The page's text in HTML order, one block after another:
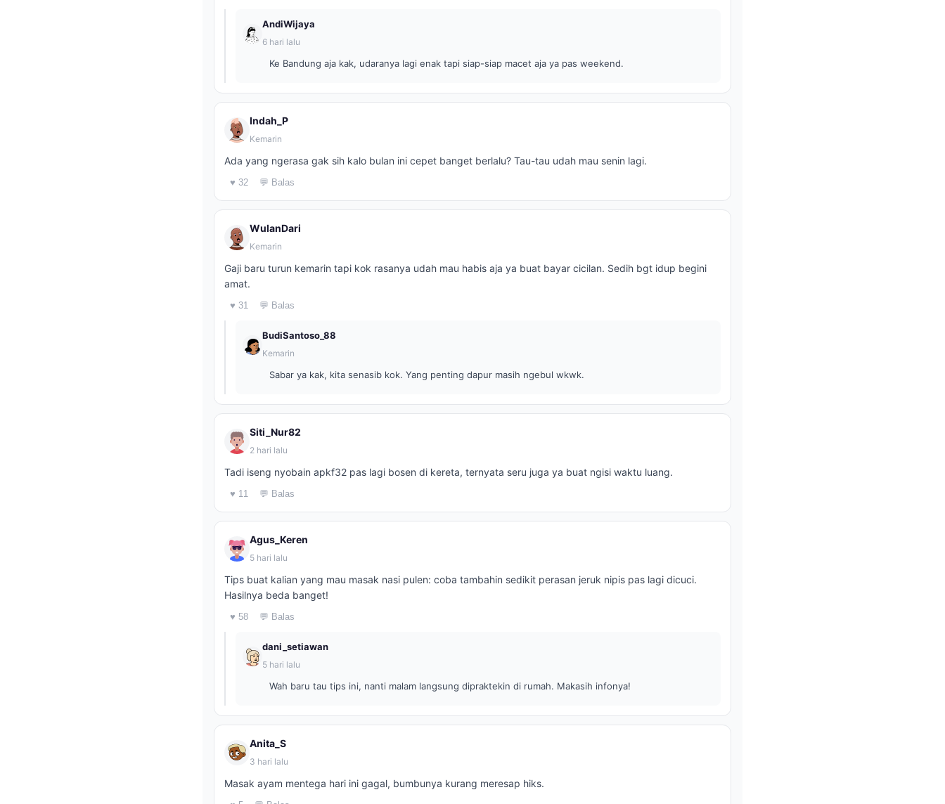
AndiWijaya
6 hari lalu
Ke Bandung aja kak, udaranya lagi enak tapi siap-siap macet aja ya pas weekend.
Indah_P
Kemarin
Ada yang ngerasa gak sih kalo bulan ini cepet banget berlalu? Tau-tau udah mau senin lagi.
♥ 32 💬 Balas
WulanDari
Kemarin
Gaji baru turun kemarin tapi kok rasanya udah mau habis aja ya buat bayar cicilan. Sedih bgt idup begini
amat.
♥ 31 💬 Balas
BudiSantoso_88
Kemarin
Sabar ya kak, kita senasib kok. Yang penting dapur masih ngebul wkwk.
Siti_Nur82
2 hari lalu
Tadi iseng nyobain apkf32 pas lagi bosen di kereta, ternyata seru juga ya buat ngisi waktu luang.
♥ 11 💬 Balas
Agus_Keren
5 hari lalu
Tips buat kalian yang mau masak nasi pulen: coba tambahin sedikit perasan jeruk nipis pas lagi dicuci.
Hasilnya beda banget!
♥ 58 💬 Balas
dani_setiawan
5 hari lalu
Wah baru tau tips ini, nanti malam langsung dipraktekin di rumah. Makasih infonya!
Anita_S
3 hari lalu
Masak ayam mentega hari ini gagal, bumbunya kurang meresap hiks.